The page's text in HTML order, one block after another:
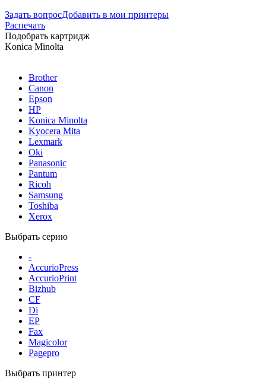
Задать вопросДобавить в мои принтеры
Распечать
Подобрать картридж
Konica Minolta
Brother
Canon
Epson
HP
Konica Minolta
Kyocera Mita
Lexmark
Oki
Panasonic
Pantum
Ricoh
Samsung
Toshiba
Xerox
Выбрать серию
-
AccurioPress
AccurioPrint
Bizhub
CF
Di
EP
Fax
Magicolor
Pagepro
Выбрать принтер